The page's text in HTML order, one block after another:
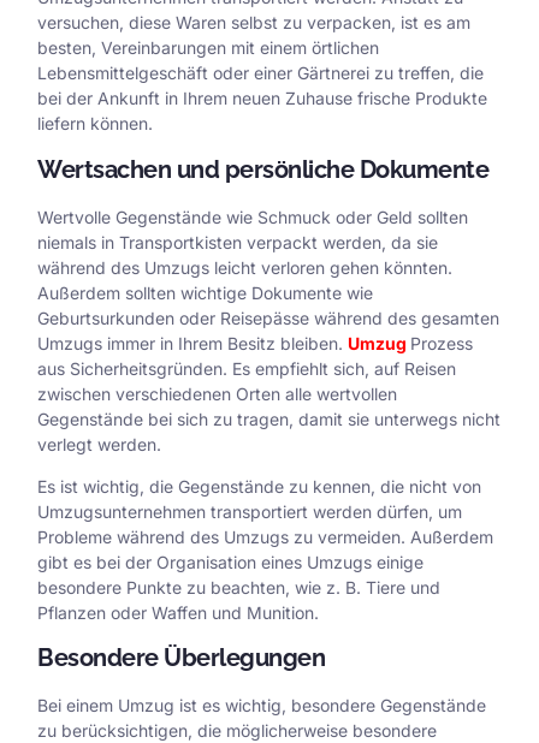
versuchen, diese Waren selbst zu verpacken, ist es am
besten, Vereinbarungen mit einem örtlichen
Lebensmittelgeschäft oder einer Gärtnerei zu treffen, die
bei der Ankunft in Ihrem neuen Zuhause frische Produkte
liefern können.
Wertsachen und persönliche Dokumente
Wertvolle Gegenstände wie Schmuck oder Geld sollten
niemals in Transportkisten verpackt werden, da sie
während des Umzugs leicht verloren gehen könnten.
Außerdem sollten wichtige Dokumente wie
Geburtsurkunden oder Reisepässe während des gesamten
Umzugs immer in Ihrem Besitz bleiben. Umzug Prozess
aus Sicherheitsgründen. Es empfiehlt sich, auf Reisen
zwischen verschiedenen Orten alle wertvollen
Gegenstände bei sich zu tragen, damit sie unterwegs nicht
verlegt werden.
Es ist wichtig, die Gegenstände zu kennen, die nicht von
Umzugsunternehmen transportiert werden dürfen, um
Probleme während des Umzugs zu vermeiden. Außerdem
gibt es bei der Organisation eines Umzugs einige
besondere Punkte zu beachten, wie z. B. Tiere und
Pflanzen oder Waffen und Munition.
Besondere Überlegungen
Bei einem Umzug ist es wichtig, besondere Gegenstände
zu berücksichtigen, die möglicherweise besondere